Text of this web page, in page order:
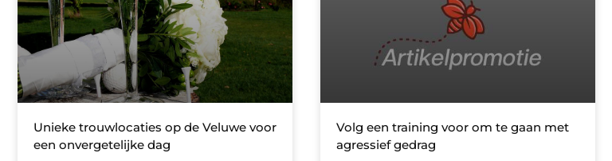
Unieke trouwlocaties op de Veluwe voor
een onvergetelijke dag
Volg een training voor om te gaan met
agressief gedrag